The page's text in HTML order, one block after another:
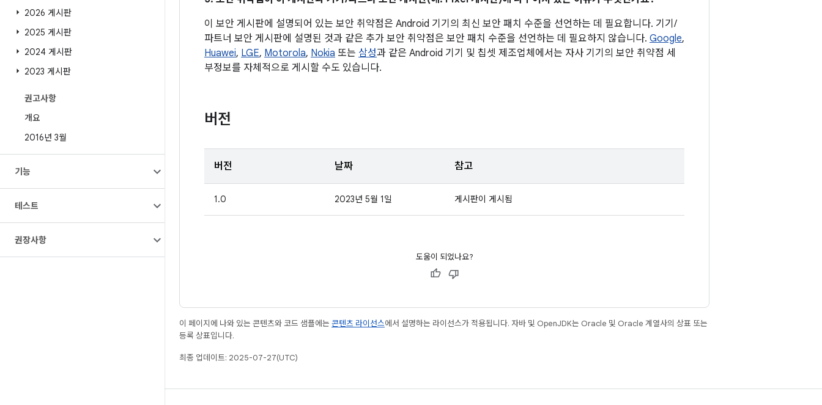
2026 게시판
2025 게시판
2024 게시판
2023 게시판
권고사항
개요
2016년 3월
기능
테스트
권장사항
이 보안 게시판에 설명되어 있는 보안 취약점은 Android 기기의 최신 보안 패치 수준을 선언하는 데 필요합니다. 기기/
파트너 보안 게시판에 설명된 것과 같은 추가 보안 취약점은 보안 패치 수준을 선언하는 데 필요하지 않습니다. Google,
Huawei, LGE, Motorola, Nokia 또는 삼성과 같은 Android 기기 및 칩셋 제조업체에서는 자사 기기의 보안 취약점 세
부정보를 자체적으로 게시할 수도 있습니다.
버전
버전 날짜 참고
1.0 2023년 5월 1일 게시판이 게시됨
도움이 되었나요?
이 페이지에 나와 있는 콘텐츠와 코드 샘플에는 콘텐츠 라이선스에서 설명하는 라이선스가 적용됩니다. 자바 및 OpenJDK는 Oracle 및 Oracle 계열사의 상표 또는
등록 상표입니다.
최종 업데이트: 2025-07-27(UTC)